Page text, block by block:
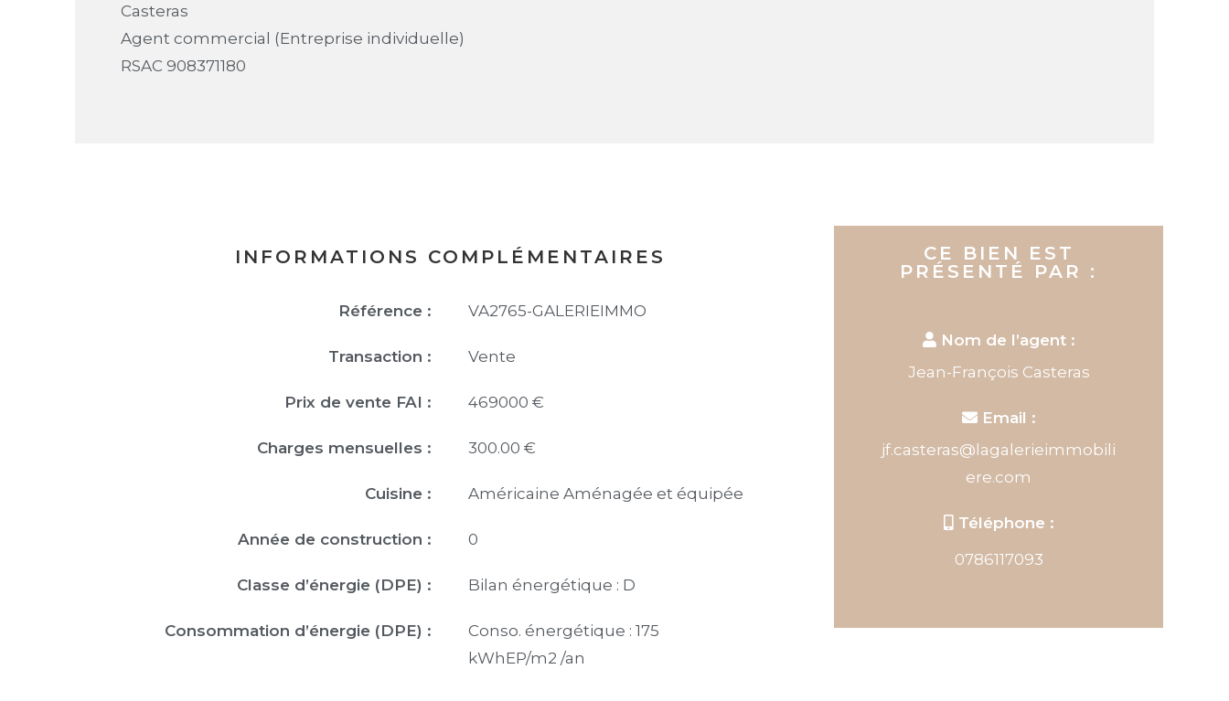
Casteras
Agent commercial (Entreprise individuelle)
RSAC 908371180
INFORMATIONS COMPLÉMENTAIRES
Référence : VA2765-GALERIEIMMO
Transaction : Vente
Prix de vente FAI : 469000 €
Charges mensuelles : 300.00 €
Cuisine : Américaine Aménagée et équipée
Année de construction : 0
Classe d’énergie (DPE) : Bilan énergétique : D
Consommation d’énergie (DPE) :
Conso. énergétique : 175
kWhEP/m2 /an
CE BIEN EST
PRÉSENTÉ PAR :
Nom de l’agent :
Jean-François Casteras
Email :
jf.casteras@lagalerieimmobili
ere.com
Téléphone :
0786117093